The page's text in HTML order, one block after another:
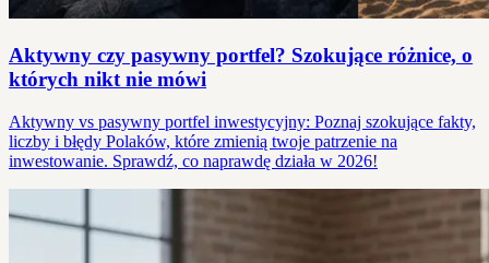
Aktywny czy pasywny portfel? Szokujące różnice, o
których nikt nie mówi
Aktywny vs pasywny portfel inwestycyjny: Poznaj szokujące fakty,
liczby i błędy Polaków, które zmienią twoje patrzenie na
inwestowanie. Sprawdź, co naprawdę działa w 2026!